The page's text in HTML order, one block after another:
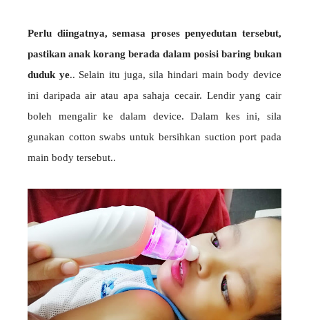
Perlu diingatnya, semasa proses penyedutan tersebut,
pastikan anak korang berada dalam posisi baring bukan
duduk ye.. Selain itu juga, sila hindari main body device
ini daripada air atau apa sahaja cecair. Lendir yang cair
boleh mengalir ke dalam device. Dalam kes ini, sila
gunakan cotton swabs untuk bersihkan suction port pada
main body tersebut..